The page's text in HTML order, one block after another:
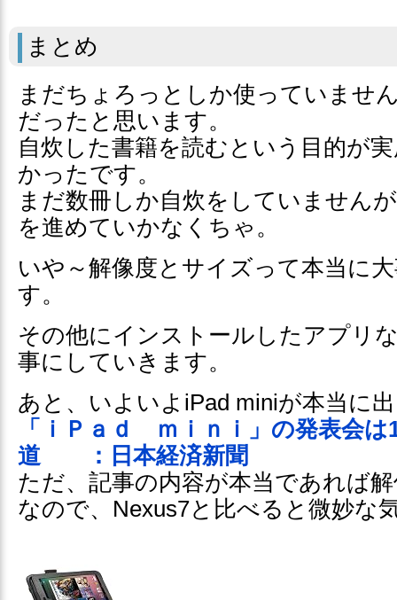
まとめ
まだちょろっとしか使っていませ
だったと思います。
自炊した書籍を読むという目的が
かったです。
まだ数冊しか自炊をしていません
を進めていかなくちゃ。
いや～解像度とサイズって本当に
す。
その他にインストールしたアプリ
事にしていきます。
あと、いよいよiPad miniが本当に
「ｉＰａｄ ｍｉｎｉ」の発表会
道 ：日本経済新聞
ただ、記事の内容が本当であれば
なので、Nexus7と比べると微妙な